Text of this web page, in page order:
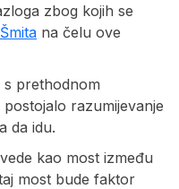
zbog kojih se
Šmita na čelu ove
s prethodnom
razumijevanje
da idu.
kao most između
most bude faktor